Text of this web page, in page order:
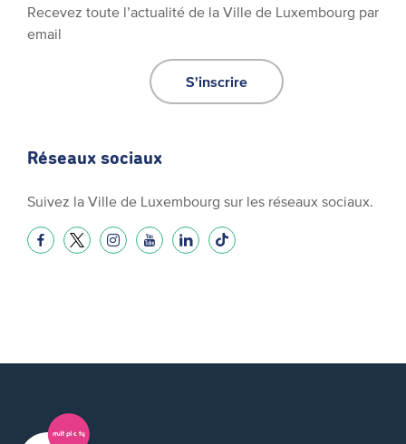
Recevez toute l’actualité de la Ville de Luxembourg par
email
S'inscrire
Réseaux sociaux
Suivez la Ville de Luxembourg sur les réseaux sociaux.